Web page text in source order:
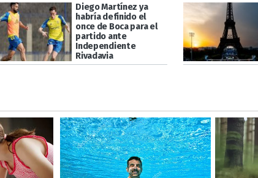
Diego Martínez ya
habría definido el
once de Boca para el
partido ante
Independiente
Rivadavia